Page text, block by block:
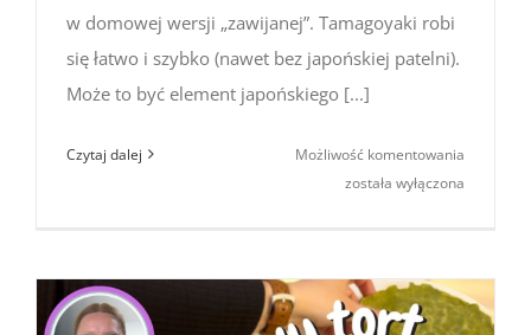
w domowej wersji „zawijanej”. Tamagoyaki robi
się łatwo i szybko (nawet bez japońskiej patelni).
Może to być element japońskiego [...]
Czytaj dalej Możliwość komentowania
(kuchnia
japońska)
została wyłączona